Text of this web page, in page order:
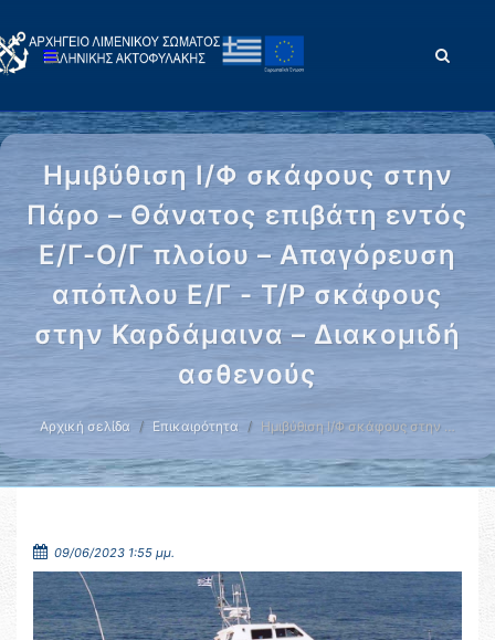
Ημιβύθιση Ι/Φ σκάφους στην
Πάρο – Θάνατος επιβάτη εντός
Ε/Γ-Ο/Γ πλοίου – Απαγόρευση
απόπλου Ε/Γ - Τ/Ρ σκάφους
στην Καρδάμαινα – Διακομιδή
ασθενούς
Αρχική σελίδα Επικαιρότητα Ημιβύθιση Ι/Φ σκάφους στην …
09/06/2023 1:55 μμ.